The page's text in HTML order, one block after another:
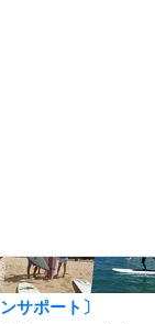
サポート〕